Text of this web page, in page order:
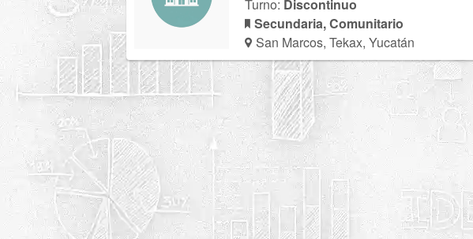
Turno: Discontinuo
Secundaria, Comunitario
San Marcos, Tekax, Yucatán